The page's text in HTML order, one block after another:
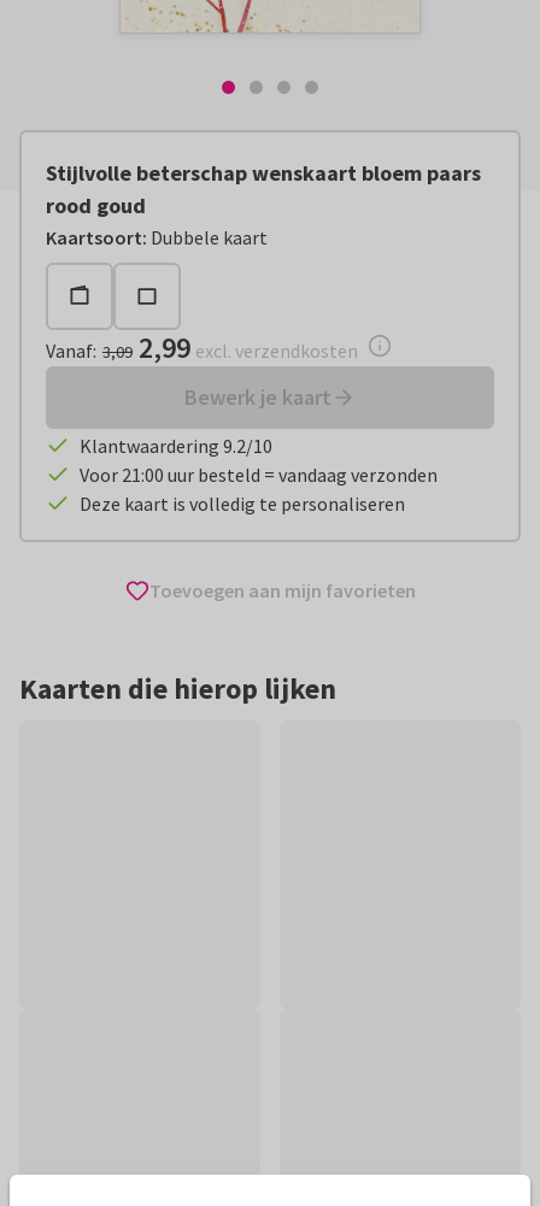
Stijlvolle beterschap wenskaart bloem paars
rood goud
Kaartsoort: Dubbele kaart
Vanaf: € 2,99 excl. verzendkosten
Vanaf: 3,09 2,99 excl. verzendkosten
Bewerk je kaart
Klantwaardering 9.2/10
Voor 21:00 uur besteld = vandaag verzonden
Deze kaart is volledig te personaliseren
Toevoegen aan mijn favorieten
Kaarten die hierop lijken